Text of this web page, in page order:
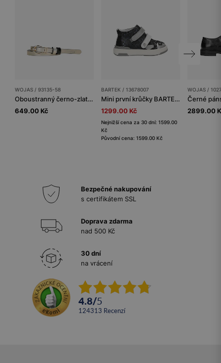
WOJAS / 93135-58
Oboustranný černo-zlatý dámský pásek se zlatou přezkou
649.00 Kč
BARTEK / 13678007
Mini první krůčky BARTEK 13678007, modro-šedé
1299.00 Kč
Nejnižší cena za 30 dní: 1599.00
Kč
Původní cena: 1599.00 Kč
WOJAS /
2899.00
Bezpečné nakupování
s certifikátem SSL
Doprava zdarma
nad 500 Kč
30 dní
na vrácení
4.8/5
124313 recenzí